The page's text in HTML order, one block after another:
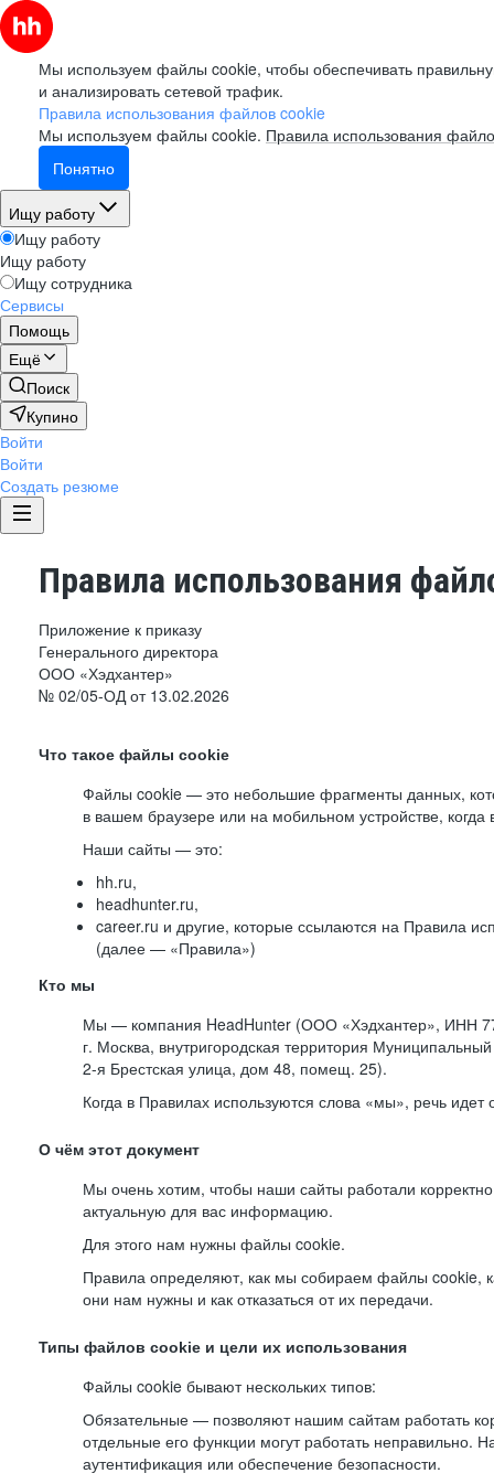
Мы используем файлы cookie, чтобы обеспечивать
и анализировать сетевой трафик.
Правила использования файлов cookie
Мы используем файлы cookie. Правила использования
Понятно
Ищу работу
Ищу работу
Ищу работу
Ищу сотрудника
Сервисы
Помощь
Ещё
Поиск
Купино
Войти
Войти
Создать резюме
Правила использования
Приложение к приказу
Генерального директора
ООО «Хэдхантер»
№ 02/05-ОД от 13.02.2026
Что такое файлы cookie
Файлы cookie — это небольшие фрагменты данных,
в вашем браузере или на мобильном устройстве,
Наши сайты — это:
hh.ru,
headhunter.ru,
career.ru и другие, которые ссылаются на Правила
(далее — «Правила»)
Кто мы
Мы — компания HeadHunter (ООО «Хэдхантер», ИНН
г. Москва, внутригородская территория Муниципальный
2-я Брестская улица, дом 48, помещ. 25).
Когда в Правилах используются слова «мы», речь
О чём этот документ
Мы очень хотим, чтобы наши сайты работали
актуальную для вас информацию.
Для этого нам нужны файлы cookie.
Правила определяют, как мы собираем файлы cookie,
они нам нужны и как отказаться от их передачи.
Типы файлов cookie и цели их использования
Файлы cookie бывают нескольких типов:
Обязательные — позволяют нашим сайтам работать
отдельные его функции могут работать неправильно.
аутентификация или обеспечение безопасности.